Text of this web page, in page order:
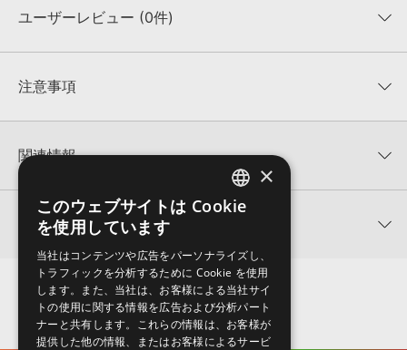
収録ファイル一覧
ユーザーレビュー (0件)
★★★★★
★5
★2
★1
0%
レビューをもっと見る »
注意事項
KONTAKTフォーマットは、
でお使いいただけます。無償版のKONTAKT PLAYERではお使いい
ただけませんので、ご注意ください。また、「ライブラリ・タブ」
への表示にも対応しておりません。
4GBを超えるデータに関するご注意：
FAT32でフォーマットされた
HDDには、1ファイル4GBを超えるデータを格納することができま
せん。データ容量が4GBを超えるダウンロード製品をご購入いただ
きます際には、NTFSやHFS＋でフォーマットされたHDDをご用意
いただく必要がございます。
製品の購入手続き完了後、受注確認メールとシリアルナンバーをお
関連情報
TWENTY-SIX 製品一覧
FETTY TRAPのサポート情報
関連サポート情報
2022.06.06
MIDI形式サンプルパックの追加方法
マークのついた情報は、該当する製品のご購入ユーザー様専用となって
ENGLISH
×
このウェブサイトは Cookie
を使用しています
当社はコンテンツや広告をパーソナライズし、
トラフィックを分析するために Cookie を使用
します。また、当社は、お客様による当社サイ
トの使用に関する情報を広告および分析パート
ナーと共有します。これらの情報は、お客様が
提供した他の情報、またはお客様によるサービ